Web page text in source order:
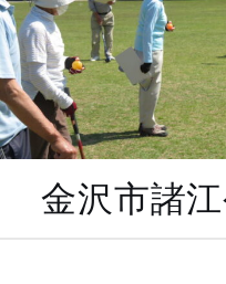
Skip
to
content
金沢市諸